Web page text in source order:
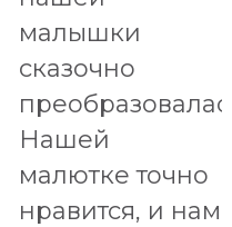
малышки
сказочно
Нашей
малютке точно
нравится, и нам